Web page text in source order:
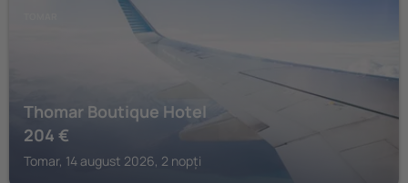
Thomar Boutique Hotel
204 €
Tomar, 14 august 2026, 2 nopți